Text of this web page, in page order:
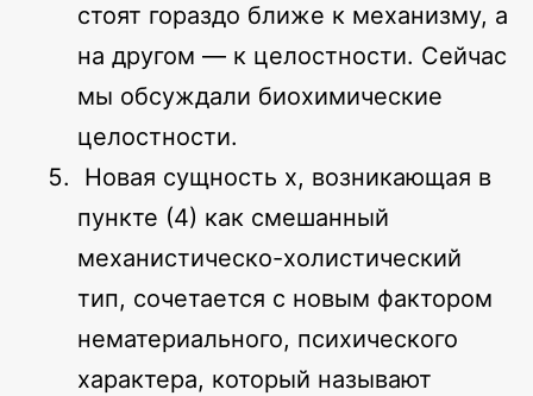
стоят гораздо ближе к механизму, а
на другом — к целостности. Сейчас
мы обсуждали биохимические
целостности.
Новая сущность x, возникающая в
пункте (4) как смешанный
механистическо-холистический
тип, сочетается с новым фактором
нематериального, психического
характера, который называют